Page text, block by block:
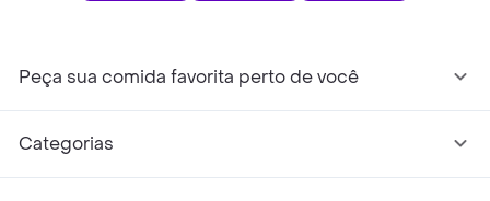
Peça sua comida favorita perto de você
Categorias